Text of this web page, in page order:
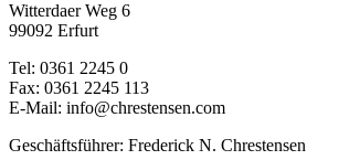
Witterdaer Weg 6
99092 Erfurt
Tel: 0361 2245 0
Fax: 0361 2245 113
E-Mail: info@chrestensen.com
Geschäftsführer: Frederick N. Chrestensen